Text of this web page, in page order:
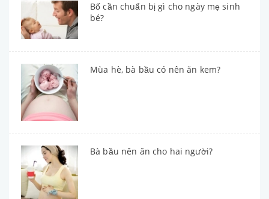
Bố cần chuẩn bị gì cho ngày mẹ sinh
bé?
Mùa hè, bà bầu có nên ăn kem?
Bà bầu nên ăn cho hai người?